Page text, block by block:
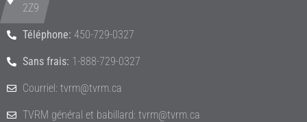
2Z9
Téléphone: 450-729-0327
Sans frais: 1-888-729-0327
Courriel: tvrm@tvrm.ca
TVRM général et babillard: tvrm@tvrm.ca